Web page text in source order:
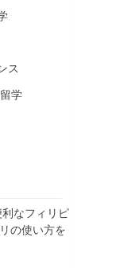
ス
学
利なフィリピ
の使い方を